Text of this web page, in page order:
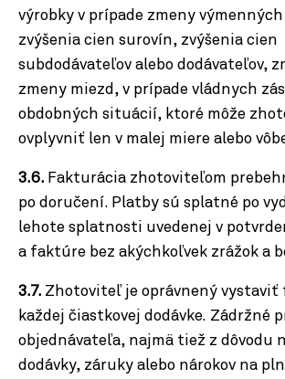
výrobky v prípade zmeny
zvýšenia cien surovín, zvýšenia cien
subdodávateľov alebo dodávateľov,
zmeny miezd, v prípade vládnych
obdobných situácií, ktoré môže
ovplyvniť len v malej miere alebo
3.6. Fakturácia zhotoviteľom
po doručení. Platby sú splatné po
lehote splatnosti uvedenej v
a faktúre bez akýchkoľvek zrážok a
3.7. Zhotoviteľ je oprávnený
každej čiastkovej dodávke. Zádržné
objednávateľa, najmä tiež z dôvodu
dodávky, záruky alebo nárokov na